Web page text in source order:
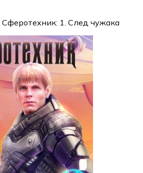
Сферотехник: 1. След чужака